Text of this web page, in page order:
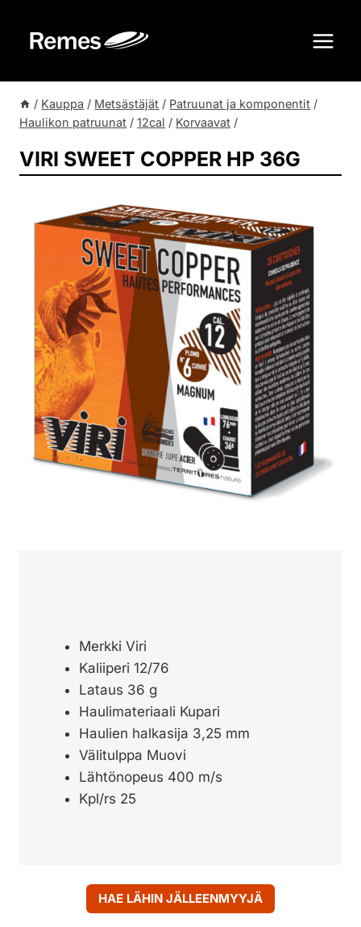
sisältöön
/ Kauppa / Metsästäjät / Patruunat ja komponentit /
Haulikon patruunat / 12cal / Korvaavat /
VIRI SWEET COPPER HP 36G
Merkki Viri
Kaliiperi 12/76
Lataus 36 g
Haulimateriaali Kupari
Haulien halkasija 3,25 mm
Välitulppa Muovi
Lähtönopeus 400 m/s
Kpl/rs 25
HAE LÄHIN JÄLLEENMYYJÄ